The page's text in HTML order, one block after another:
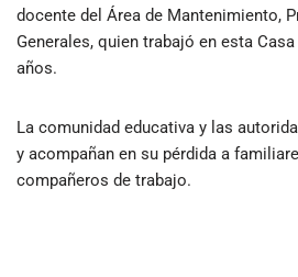
docente del Área de Mantenimiento,
Generales, quien trabajó en esta
años.
La comunidad educativa y las
y acompañan en su pérdida a
compañeros de trabajo.